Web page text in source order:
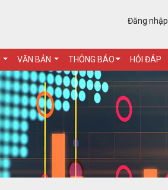
Đăng nhập
VĂN BẢN THÔNG BÁO HỎI ĐÁP